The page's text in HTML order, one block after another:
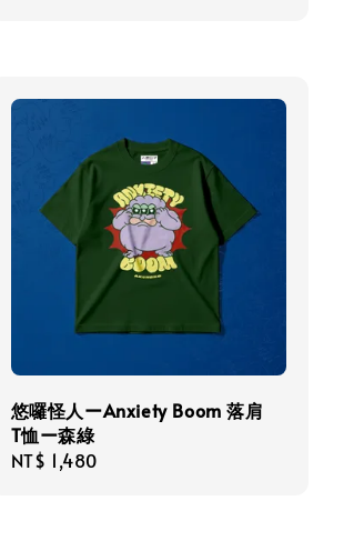
悠囉怪人ーAnxiety Boom 落肩
T恤ー森綠
Regular
NT$ 1,480